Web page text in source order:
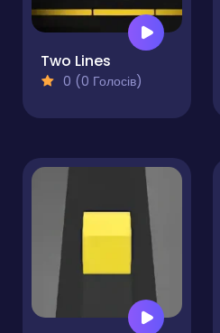
Two Lines
0 (0 Голосів)